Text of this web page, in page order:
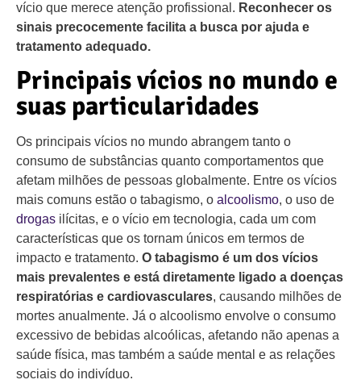
vício que merece atenção profissional. Reconhecer os
sinais precocemente facilita a busca por ajuda e
tratamento adequado.
Principais vícios no mundo e
suas particularidades
Os principais vícios no mundo abrangem tanto o
consumo de substâncias quanto comportamentos que
afetam milhões de pessoas globalmente. Entre os vícios
mais comuns estão o tabagismo, o alcoolismo, o uso de
drogas ilícitas, e o vício em tecnologia, cada um com
características que os tornam únicos em termos de
impacto e tratamento. O tabagismo é um dos vícios
mais prevalentes e está diretamente ligado a doenças
respiratórias e cardiovasculares, causando milhões de
mortes anualmente. Já o alcoolismo envolve o consumo
excessivo de bebidas alcoólicas, afetando não apenas a
saúde física, mas também a saúde mental e as relações
sociais do indivíduo.